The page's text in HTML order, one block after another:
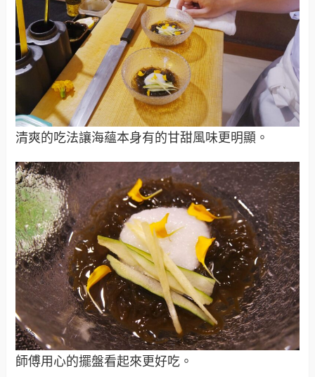
清爽的吃法讓海蘊本身有的甘甜風味更明顯。
師傅用心的擺盤看起來更好吃。